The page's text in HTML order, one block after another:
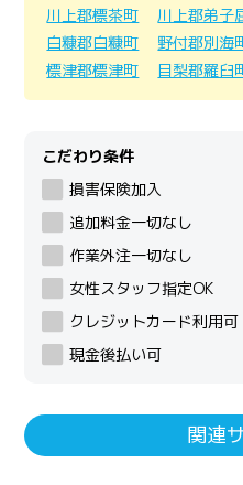
川上郡標茶町
川上郡弟子
白糠郡白糠町
野付郡別海
標津郡標津町
目梨郡羅臼
こだわり条件
損害保険加入
追加料金一切なし
作業外注一切なし
女性スタッフ指定OK
クレジットカード利用可
現金後払い可
関連